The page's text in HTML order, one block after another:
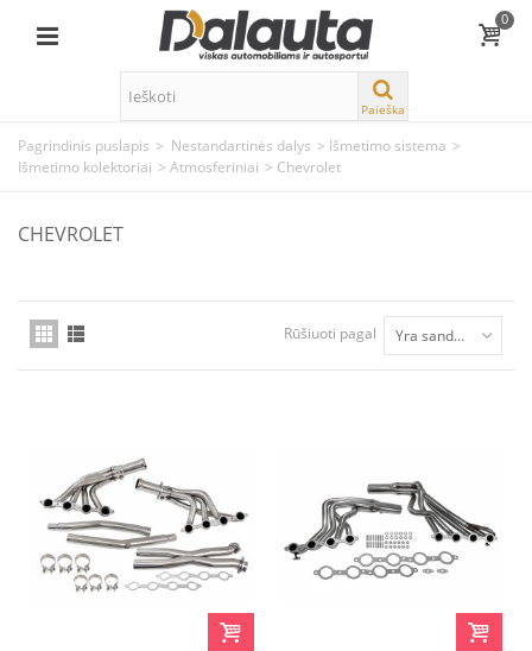
0
Paieška
Pagrindinis puslapis > Nestandartinės dalys > Išmetimo sistema >
Išmetimo kolektoriai > Atmosferiniai > Chevrolet
CHEVROLET
Rūšiuoti pagal Yra sandėlyje